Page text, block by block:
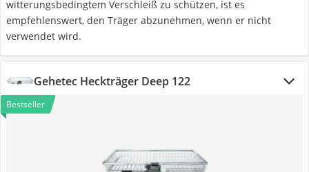
witterungsbedingtem Verschleiß zu schützen, ist es
empfehlenswert, den Träger abzunehmen, wenn er nicht
verwendet wird.
Gehetec Heckträger Deep 122
Bestseller